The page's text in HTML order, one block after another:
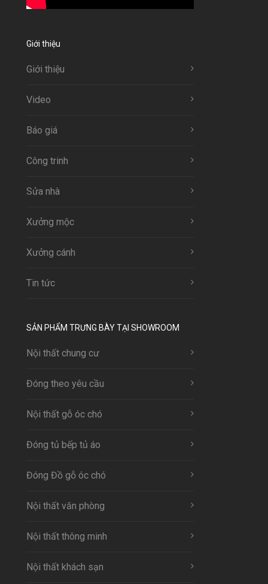
Giới thiệu
Giới thiệu
Video
Báo giá
Công trinh
Sửa nhà
Xưởng mộc
Xưởng cánh
Tin tức
SẢN PHẨM TRƯNG BÀY TẠI SHOWROOM
Nội thất chung cư
Đóng theo yêu cầu
Nội thất gỗ óc chó
Đóng tủ bếp tủ áo
Đóng Đồ gỗ óc chó
Nội thất văn phòng
Nội thất thông minh
Nội thất khách sạn